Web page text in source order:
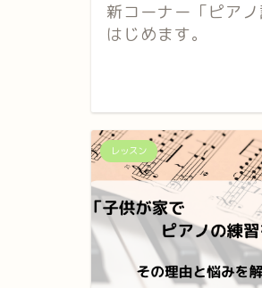
新コーナー「ピアノ
はじめます。
レッスン